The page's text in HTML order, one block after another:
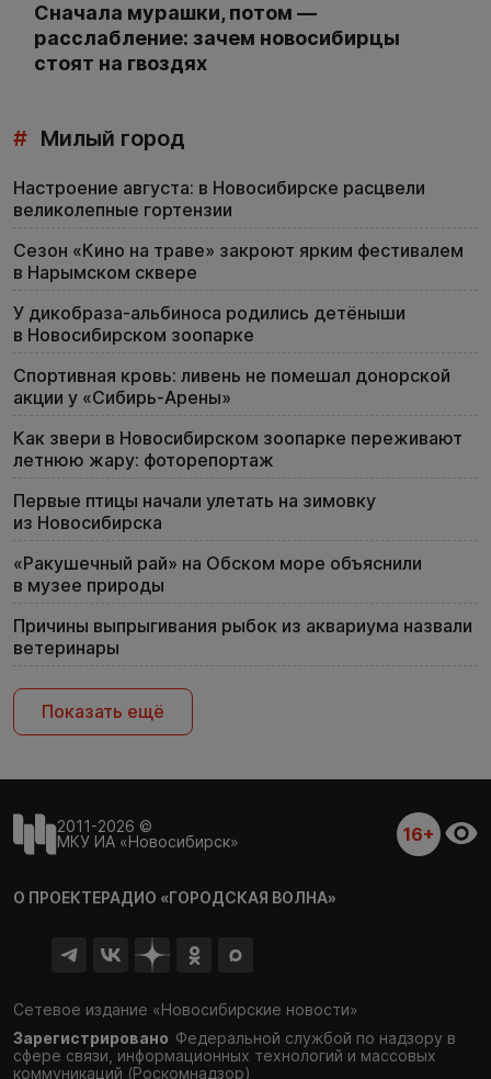
Сначала мурашки, потом —
расслабление: зачем новосибирцы
стоят на гвоздях
# Милый город
Настроение августа: в Новосибирске расцвели
великолепные гортензии
Сезон «Кино на траве» закроют ярким фестивалем
в Нарымском сквере
У дикобраза-альбиноса родились детёныши
в Новосибирском зоопарке
Спортивная кровь: ливень не помешал донорской
акции у «Сибирь-Арены»
Как звери в Новосибирском зоопарке переживают
летнюю жару: фоторепортаж
Первые птицы начали улетать на зимовку
из Новосибирска
«Ракушечный рай» на Обском море объяснили
в музее природы
Причины выпрыгивания рыбок из аквариума назвали
ветеринары
Показать ещё
2011-2026 ©
МКУ ИА «Новосибирск»
16+
О ПРОЕКТЕРАДИО «ГОРОДСКАЯ ВОЛНА»
Сетевое издание «Новосибирские новости»
Зарегистрировано Федеральной службой по надзору в
сфере связи, информационных технологий и массовых
коммуникаций (Роскомнадзор)